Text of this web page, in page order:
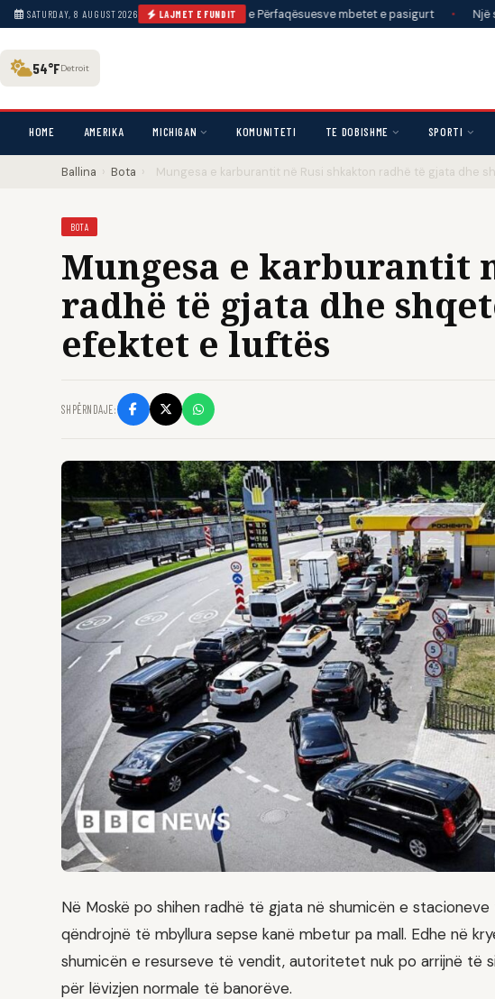
SATURDAY, 8 AUGUST 2026 LAJMET E FUNDIT
ndërsa mbështetja në Dhomën e Përfaqësuesve mbetet e pasigurt • Një student
54°FDetroit
HOME AMERIKA MICHIGAN KOMUNITETI TE DOBISHME SPORTI
Ballina › Bota › Mungesa e karburantit në Rusi shkakton radhë të gjata dhe
BOTA
Mungesa e karburantit
radhë të gjata dhe
efektet e luftës
SHPËRNDAJE:
Në Moskë po shihen radhë të gjata në shumicën e
qëndrojnë të mbyllura sepse kanë mbetur pa mall. Edhe në
shumicën e resurseve të vendit, autoritetet nuk po arrijnë të
për lëvizjen normale të banorëve.